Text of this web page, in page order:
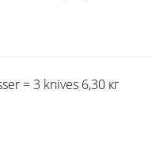
= 3 knives 6,30 кг